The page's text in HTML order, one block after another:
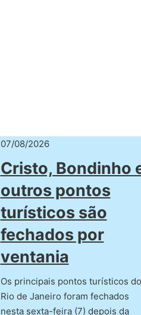
07/08/2026
Cristo, Bondinho
outros pontos
turísticos são
fechados por
ventania
Os principais pontos turísticos do
Rio de Janeiro foram fechados
nesta sexta-feira (7) depois da